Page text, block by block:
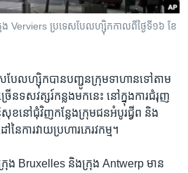
Verviers ប្រទេស​បែលហ្ស៊ិក​​កាលពីថ្ងៃ​ទី១៦ ខែ​
សបែលហ្ស៊ិក​បានបញ្ជូន​ក្រុម​ទាហានទៅ​តាម​
ើន​ទសវត្សរ៍​កន្លង​មក​នេះ​ នៅ​ក្នុង​ការ​ជំរុញ​
សុខ​នៅ​ជុំវិញ​កន្លែង​ក្រុម​ជន​អំបូរ​ជ្វីព និង​
ៃ​ការ​វាយ​ប្រហារ​ភេរវកម្ម។​
រុង​ Bruxelles និង​ក្រុង​ Antwerp មាន​